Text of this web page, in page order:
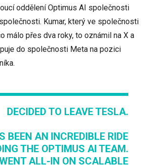
oddělení Optimus AI společnosti
Kumar, který ve společnosti
málo přes dva roky, to oznámil na X a
do společnosti Meta na pozici
DECIDED TO LEAVE TESLA.
BEEN AN INCREDIBLE RIDE
THE OPTIMUS AI TEAM.
ALL-IN ON SCALABLE